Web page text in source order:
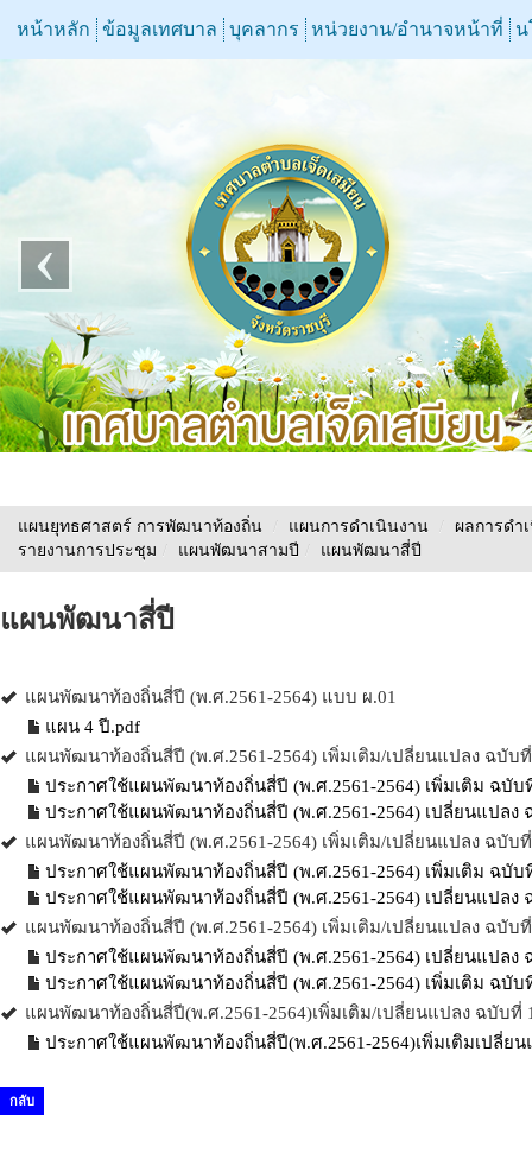
หน้าหลัก ข้อมูลเทศบาล บุคลากร หน่วยงาน/อำนาจหน้าที่ น
‹
แผนยุทธศาสตร์ การพัฒนาท้องถิ่น / แผนการดำเนินงาน /
ผลการดำ
รายงานการประชุม / แผนพัฒนาสามปี / แผนพัฒนาสี่ปี
แผนพัฒนาสี่ปี
แผนพัฒนาท้องถิ่นสี่ปี (พ.ศ.2561-2564) แบบ ผ.01
แผน 4 ปี.pdf
แผนพัฒนาท้องถิ่นสี่ปี (พ.ศ.2561-2564) เพิ่มเติม/เปลี่ยนแปลง ฉบับ
ประกาศใช้แผนพัฒนาท้องถิ่นสี่ปี (พ.ศ.2561-2564) เพิ่มเติม ฉบับ
ประกาศใช้แผนพัฒนาท้องถิ่นสี่ปี (พ.ศ.2561-2564) เปลี่ยนแปลง
แผนพัฒนาท้องถิ่นสี่ปี (พ.ศ.2561-2564) เพิ่มเติม/เปลี่ยนแปลง ฉบับ
ประกาศใช้แผนพัฒนาท้องถิ่นสี่ปี (พ.ศ.2561-2564) เพิ่มเติม ฉบับ
ประกาศใช้แผนพัฒนาท้องถิ่นสี่ปี (พ.ศ.2561-2564) เปลี่ยนแปลง
แผนพัฒนาท้องถิ่นสี่ปี (พ.ศ.2561-2564) เพิ่มเติม/เปลี่ยนแปลง ฉบับ
ประกาศใช้แผนพัฒนาท้องถิ่นสี่ปี (พ.ศ.2561-2564) เปลี่ยนแปลง
ประกาศใช้แผนพัฒนาท้องถิ่นสี่ปี (พ.ศ.2561-2564) เพิ่มเติม ฉบับ
แผนพัฒนาท้องถิ่นสี่ปี(พ.ศ.2561-2564)เพิ่มเติม/เปลี่ยนแปลง ฉบับที่
ประกาศใช้แผนพัฒนาท้องถิ่นสี่ปี(พ.ศ.2561-2564)เพิ่มเติมเปลี่ย
กลับ